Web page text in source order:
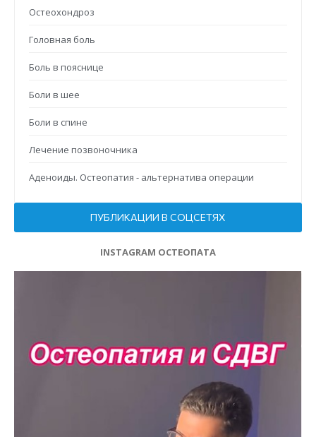
Остеохондроз
Головная боль
Боль в пояснице
Боли в шее
Боли в спине
Лечение позвоночника
Аденоиды. Остеопатия - альтернатива операции
ПУБЛИКАЦИИ В СОЦСЕТЯХ
INSTAGRAM ОСТЕОПАТА